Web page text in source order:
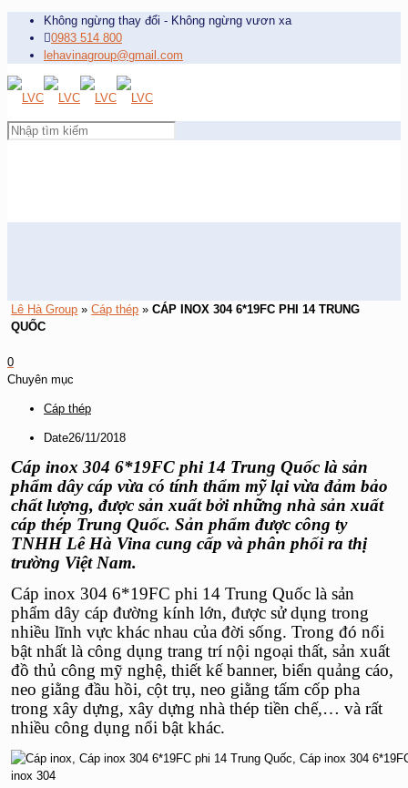
Không ngừng thay đổi - Không ngừng vươn xa
0983 514 800
lehavinagroup@gmail.com
Lê Hà Group »Cáp thép »CÁP INOX 304 6*19FC PHI 14 TRUNG
QUỐC
0
Chuyên mục
Cáp thép
Date26/11/2018
Cáp inox 304 6*19FC phi 14 Trung Quốclà sản
phẩm dây cáp vừa có tính thẩm mỹ lại vừa đảm bảo
chất lượng, được sản xuất bởi những nhà sản xuất
cáp thép Trung Quốc. Sản phẩm được công ty
TNHH Lê Hà Vina cung cấp và phân phối ra thị
trường Việt Nam.
Cáp inox 304 6*19FC phi 14 Trung Quốc là sản
phẩm dây cáp đường kính lớn, được sử dụng trong
nhiều lĩnh vực khác nhau của đời sống. Trong đó nổi
bật nhất là công dụng trang trí nội ngoại thất, sản xuất
đồ thủ công mỹ nghệ, thiết kế banner, biển quảng cáo,
neo giằng đầu hồi, cột trụ, neo giằng tấm cốp pha
trong xây dựng, xây dựng nhà thép tiền chế,… và rất
nhiều công dụng nổi bật khác.